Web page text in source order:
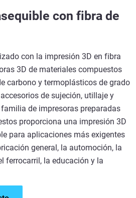
con fibra de
con la impresión 3D en fibra
3D de materiales compuestos
carbono y termoplásticos de grado
de sujeción, utillaje y
de impresoras preparadas
proporciona una impresión 3D
para aplicaciones más exigentes
general, la automoción, la
ferrocarril, la educación y la